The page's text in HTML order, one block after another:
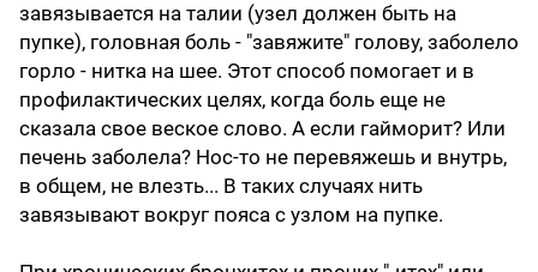
завязывается на талии (узел должен быть на
пупке), головная боль - "завяжите" голову, заболело
горло - нитка на шее. Этот способ помогает и в
профилактических целях, когда боль еще не
сказала свое веское слово. А если гайморит? Или
печень заболела? Нос-то не перевяжешь и внутрь,
в общем, не влезть... В таких случаях нить
завязывают вокруг пояса с узлом на пупке.